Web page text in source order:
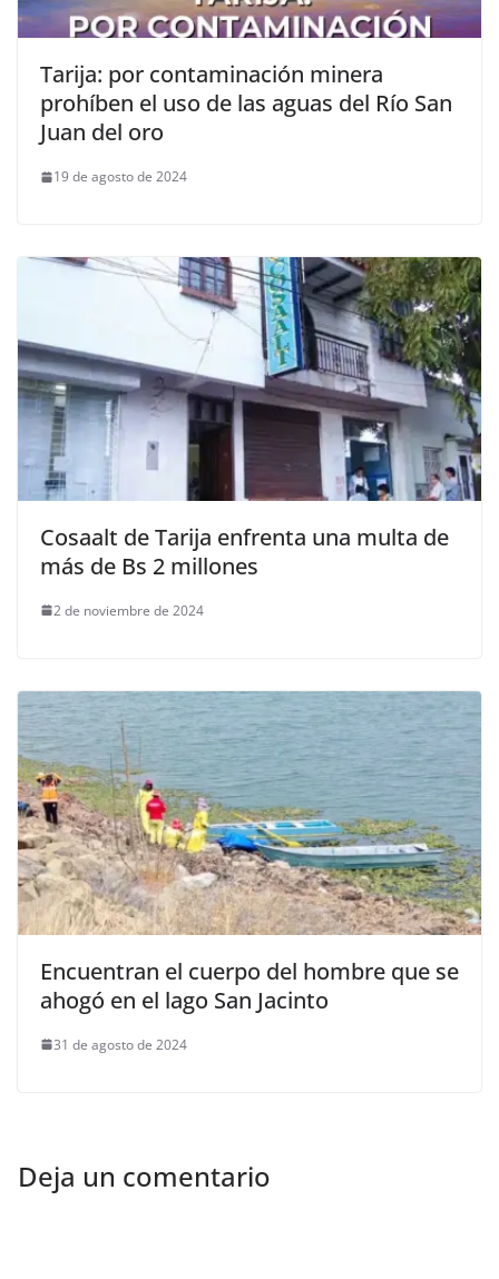
Tarija: por contaminación minera
prohíben el uso de las aguas del Río San
Juan del oro
19 de agosto de 2024
Cosaalt de Tarija enfrenta una multa de
más de Bs 2 millones
2 de noviembre de 2024
Encuentran el cuerpo del hombre que se
ahogó en el lago San Jacinto
31 de agosto de 2024
Deja un comentario